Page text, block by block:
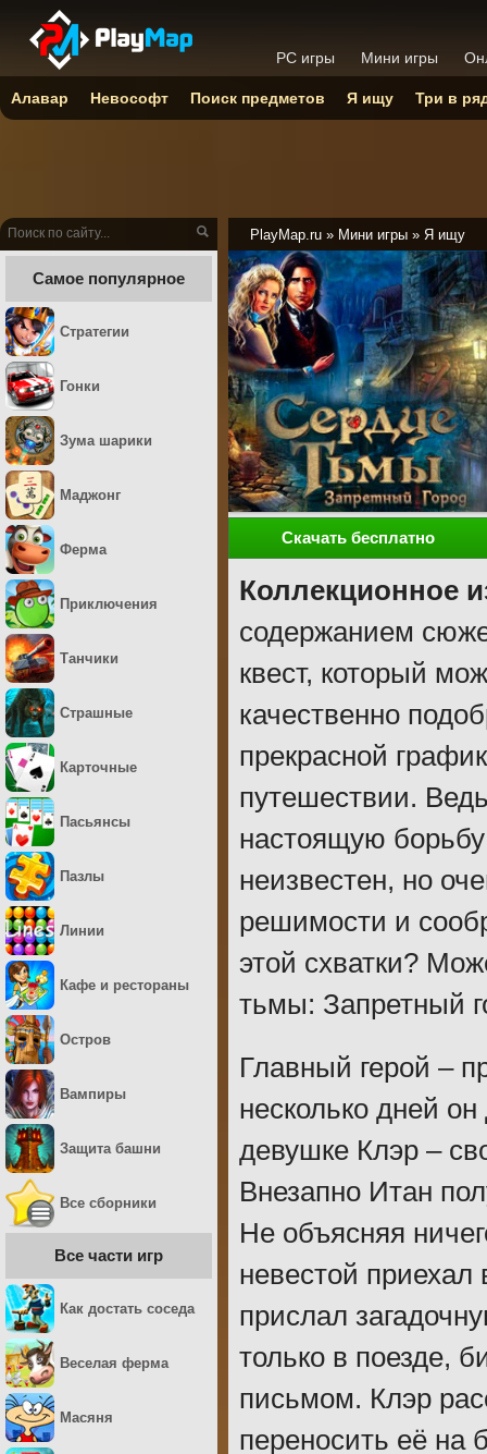
PlayMap.ru » Мини игры » Я ищу
Скачать бесплатно
Коллекционное
содержанием
квест, который
качественно
прекрасной
путешествии.
настоящую
неизвестен, но
решимости и
этой схватки?
тьмы: Запретный
Главный герой –
несколько дней
девушке Клэр –
Внезапно Итан
Не объясняя
невестой
прислал
только в поезде,
письмом. Клэр
переносить её на
Самое популярное
Стратегии
Гонки
Зума шарики
Маджонг
Ферма
Приключения
Танчики
Страшные
Карточные
Пасьянсы
Пазлы
Линии
Кафе и рестораны
Остров
Вампиры
Защита башни
Все сборники
Все части игр
Как достать соседа
Веселая ферма
Масяня
PC игры Мини игры
Алавар Невософт Поиск предметов Я ищу Три в